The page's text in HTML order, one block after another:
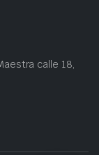
calle 18,